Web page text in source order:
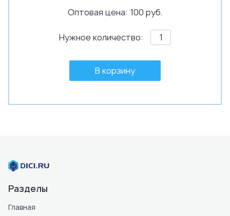
Оптовая цена: 100 руб.
Нужное количество:
В корзину
Разделы
Главная